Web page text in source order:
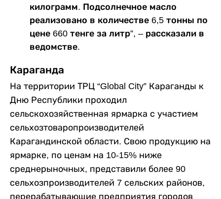
килограмм. Подсолнечное масло
реализовано в количестве 6,5 тонны по
цене 660 тенге за литр”, – рассказали в
ведомстве.
Караганда
На территории ТРЦ “Global City” Караганды к
Дню Республики проходил
сельскохозяйственная ярмарка с участием
сельхозтоваропроизводителей
Карагандинской области. Свою продукцию на
ярмарке, по ценам на 10-15% ниже
среднерыночных, представили более 90
сельхозпроизводителей 7 сельских районов,
перерабатывающие предприятия городов